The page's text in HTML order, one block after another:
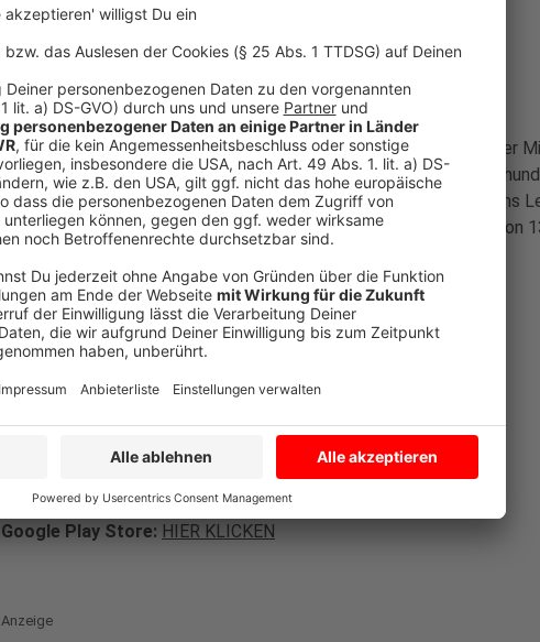
Ausrollen der App dauert Monate
Das landesweite Ausrollen der neuen App dauert nach Angaben der
Monate. Anlass für das digitale Vorsorge-Instrument war die
der Hochwasserkatastrophe waren allein in NRW 49 Menschen ums
Starkregen und die Wasserfluten verursachten Schäden in Höhe von
Anzeige
Hier könnt ihr die App downloaden
Google Play Store: HIER KLICKEN
Anzeige